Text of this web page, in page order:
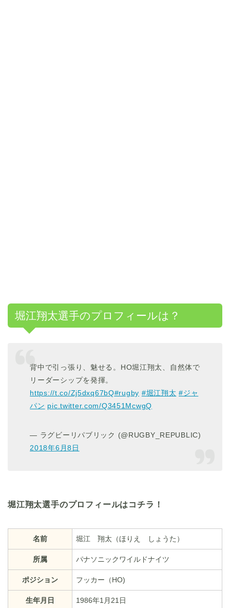
堀江翔太選手のプロフィールは？
背中で引っ張り、魅せる。HO堀江翔太、自然体で
リーダーシップを発揮。
https://t.co/Zj5dxq67bQ#rugby #堀江翔太 #ジャ
パン pic.twitter.com/Q3451McwgQ
— ラグビーリパブリック (@RUGBY_REPUBLIC)
2018年6月8日
堀江翔太選手のプロフィールはコチラ！
名前 堀江 翔太（ほりえ しょうた）
所属 パナソニックワイルドナイツ
ポジション フッカー（HO)
生年月日 1986年1月21日